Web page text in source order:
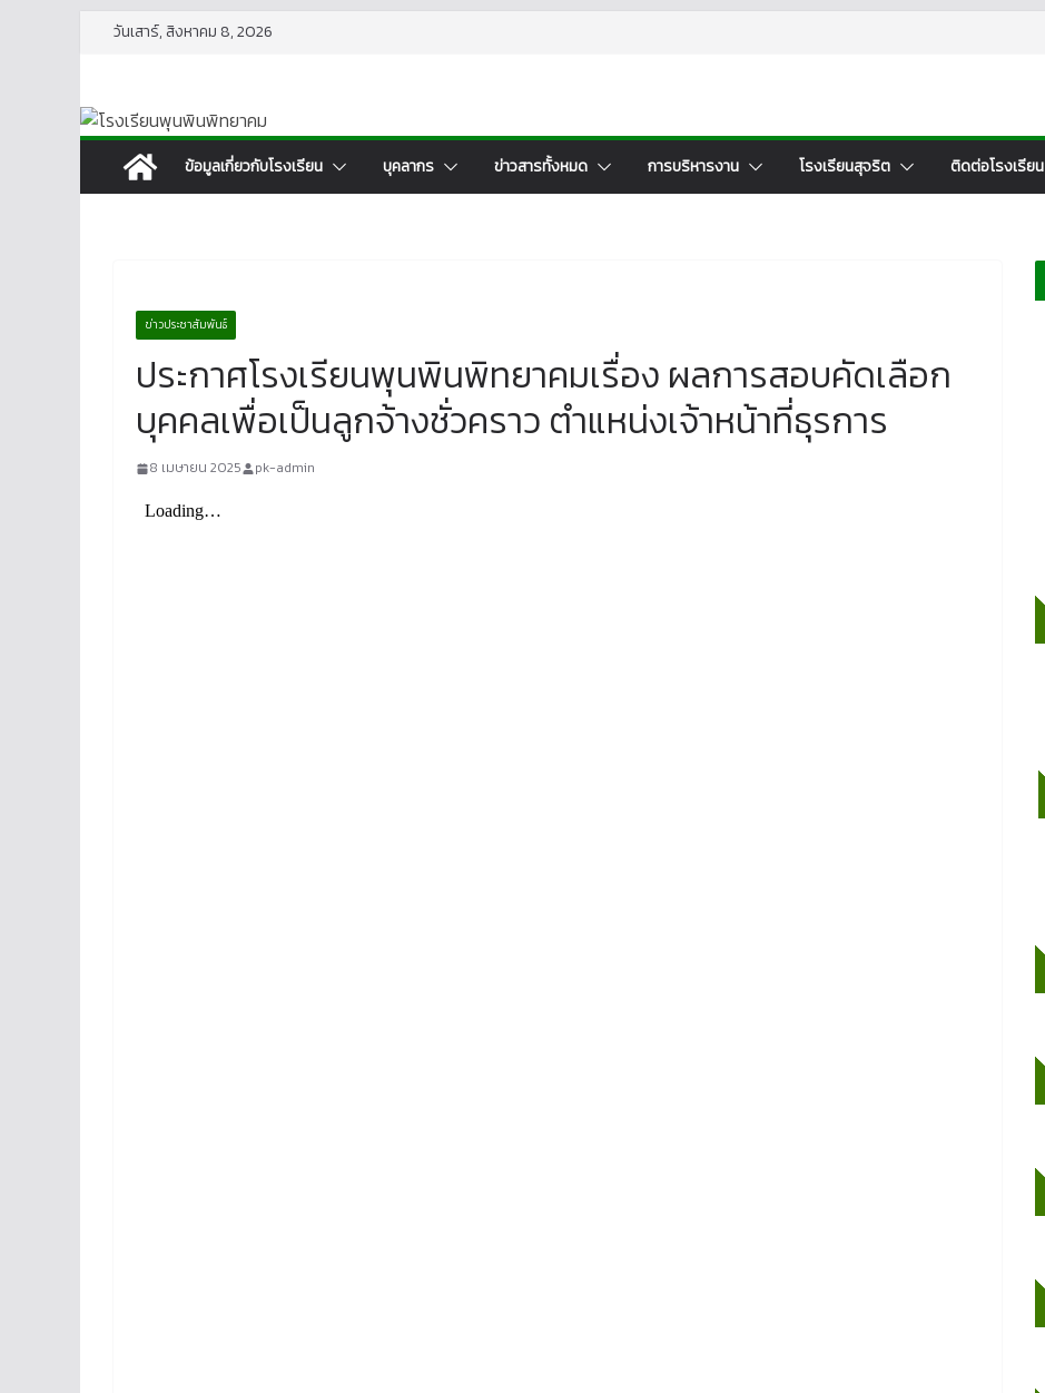
วันเสาร์, สิงหาคม 8, 2026
ข้อมูลเกี่ยวกับโรงเรียน บุคลากร ข่าวสารทั้งหมด การบริหารงาน โรงเรียนสุจริต ติดต่อโรงเรียน
ข่าวประชาสัมพันธ์
ประกาศโรงเรียนพุนพินพิทยาคมเรื่อง ผลการสอบคัดเลือก
บุคคลเพื่อเป็นลูกจ้างชั่วคราว ตำแหน่งเจ้าหน้าที่ธุรการ
8 เมษายน 2025 pk-admin